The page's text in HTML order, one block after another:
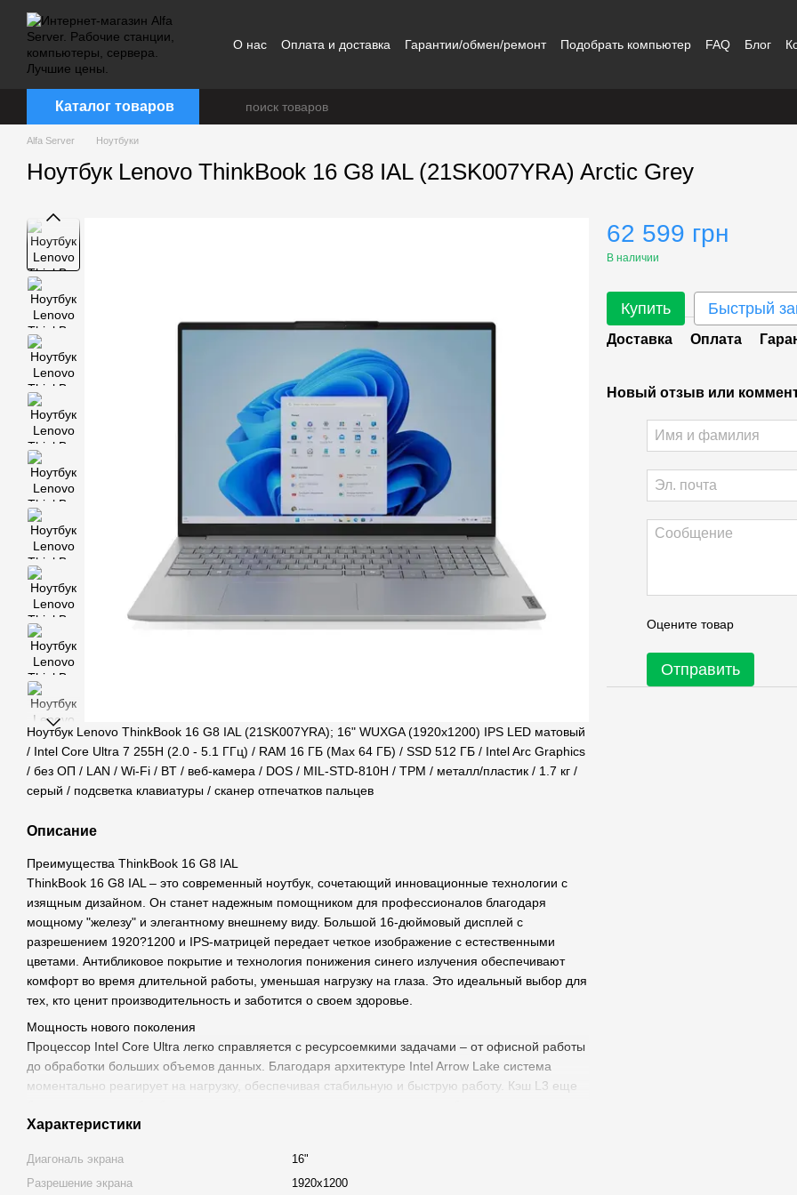
Перейти к основному контенту
О нас Оплата и доставка Гарантии/обмен/ремонт Подобрать компьютер FAQ Блог
Каталог товаров
Alfa Server Ноутбуки
Ноутбук Lenovo ThinkBook 16 G8 IAL (21SK007YRA) Arctic Grey
Ноутбук Lenovo ThinkBook 16 G8 IAL (21SK007YRA); 16" WUXGA (1920x1200) IPS LED матовый
/ Intel Core Ultra 7 255H (2.0 - 5.1 ГГц) / RAM 16 ГБ (Max 64 ГБ) / SSD 512 ГБ / Intel Arc Graphics
/ без ОП / LAN / Wi-Fi / BT / веб-камера / DOS / MIL-STD-810H / TPM / металл/пластик / 1.7 кг /
серый / подсветка клавиатуры / сканер отпечатков пальцев
Описание
Преимущества ThinkBook 16 G8 IAL
ThinkBook 16 G8 IAL – это современный ноутбук, сочетающий инновационные технологии с
изящным дизайном. Он станет надежным помощником для профессионалов благодаря
мощному "железу" и элегантному внешнему виду. Большой 16-дюймовый дисплей с
разрешением 1920?1200 и IPS-матрицей передает четкое изображение с естественными
цветами. Антибликовое покрытие и технология понижения синего излучения обеспечивают
комфорт во время длительной работы, уменьшая нагрузку на глаза. Это идеальный выбор для
тех, кто ценит производительность и заботится о своем здоровье.
Мощность нового поколения
Процессор Intel Core Ultra легко справляется с ресурсоемкими задачами – от офисной работы
до обработки больших объемов данных. Благодаря архитектуре Intel Arrow Lake система
моментально реагирует на нагрузку, обеспечивая стабильную и быструю работу. Кэш L3 еще
производительность устройства.
Впечатляющие технические характеристики
DDR5-5600 МГц (с возможностью расширения до 64 ГБ) позволяют с легкостью выполнять
Характеристики
Диагональ экрана
16"
Разрешение экрана
1920x1200
62 599 грн
В наличии
Купить Быстрый
Доставка Оплата
Новый отзыв или
Оцените товар
Отправить